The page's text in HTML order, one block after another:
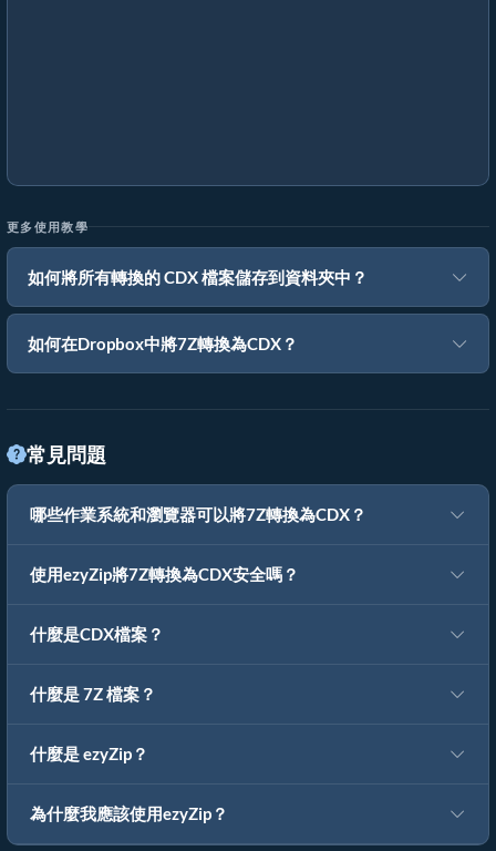
更多使用教學
如何將所有轉換的 CDX 檔案儲存到資料夾中？
如何在Dropbox中將7Z轉換為CDX？
常見問題
哪些作業系統和瀏覽器可以將7Z轉換為CDX？
使用ezyZip將7Z轉換為CDX安全嗎？
什麼是CDX檔案？
什麼是 7Z 檔案？
什麼是 ezyZip？
為什麼我應該使用ezyZip？